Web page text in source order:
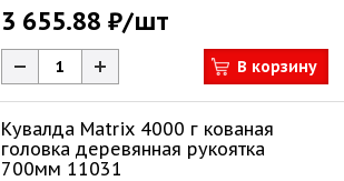
3 655.88 ₽/шт
В корзину
Кувалда Matrix 4000 г кованая
головка деревянная рукоятка
700мм 11031